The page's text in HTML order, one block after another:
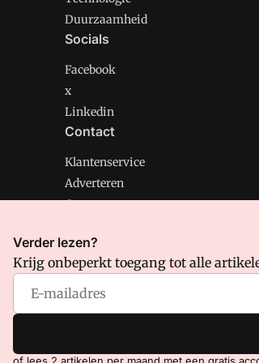
Duurzaamheid
Socials
Facebook
x
Linkedin
Contact
Klantenservice
Adverteren
Contact
CMweb is onderdeel van VMN
Voorwaarden
Verder lezen?
Krijg onbeperkt toegang tot alle